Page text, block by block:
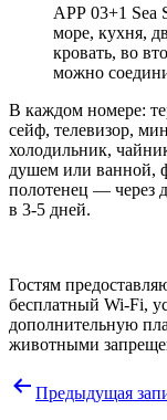
АРР 03+1 Sea
море, кухня,
кровать, во
можно
В каждом номере:
сейф, телевизор,
холодильник,
душем или ванной,
полотенец — через
в 3-5 дней.
Гостям
бесплатный Wi-Fi,
дополнительную
животными
Навигация
Предыдущая